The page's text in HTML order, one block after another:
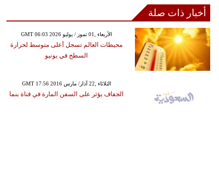
أخبار ذات صلة
GMT 06:03 2026 الأربعاء ,01 تموز / يوليو
محيطات العالم تسجل أعلى متوسط لحرارة
السطح في يونيو
GMT 17:56 2016 الثلاثاء ,22 آذار/ مارس
الجفاف يؤثر على السفن المارة في قناة بنما